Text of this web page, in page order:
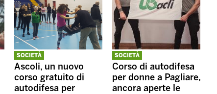
SOCIETÀ
Ascoli, un nuovo
corso gratuito di
autodifesa per
SOCIETÀ
Corso di autodifesa
per donne a Pagliare,
ancora aperte le